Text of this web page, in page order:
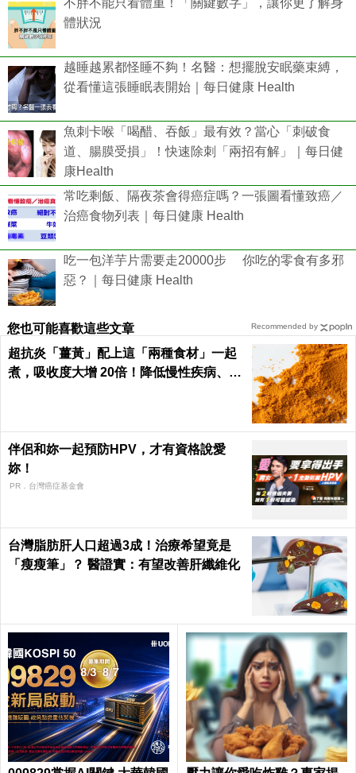
不胖不能只看體重！「關鍵數字」，讓你更了解身
體狀況
越睡越累都怪睡不夠！名醫：想擺脫安眠藥束縛，
從看懂這張睡眠表開始｜每日健康 Health
魚刺卡喉「喝醋、吞飯」最有效？當心「刺破食
道、腸膜受損」！快速除刺「兩招有解」｜每日健
康Health
常吃剩飯、隔夜茶會得癌症嗎？一張圖看懂致癌／
治癌食物列表｜每日健康 Health
吃一包洋芋片需要走20000步 你吃的零食有多邪
惡？｜每日健康 Health
您也可能喜歡這些文章
超抗炎「薑黃」配上這「兩種食材」一起
煮，吸收度大增 20倍！降低慢性疾病、癌
伴侶和妳一起預防HPV，才有資格說愛
妳！
PR．台灣癌症基金會
台灣脂肪肝人口超過3成！治療希望竟是
「瘦瘦筆」？ 醫證實：有望改善肝纖維化
Recommended by